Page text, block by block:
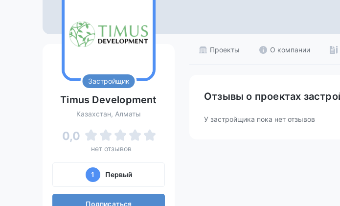
Застройщик
Timus Development
Казахстан, Алматы
0,0
нет отзывов
1 Первый
Подписаться
Проекты О компании
Отзывы о проектах
У застройщика пока нет отзывов